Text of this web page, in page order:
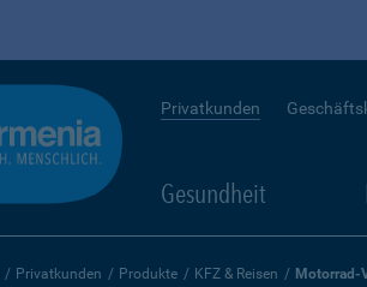
Privatkunden
Gesundheit
Privatkunden Produkte KFZ & Reisen Motorrad-